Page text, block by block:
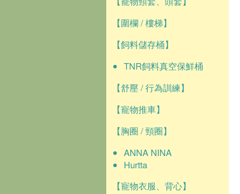
【圍欄 / 樓梯】
【飼料儲存桶】
TNR飼料真空保鮮桶
【舒壓 / 行為訓練】
【寵物推車】
【胸圈 / 頸圈】
ANNA NINA
Hurtta
【寵物衣服、背心】